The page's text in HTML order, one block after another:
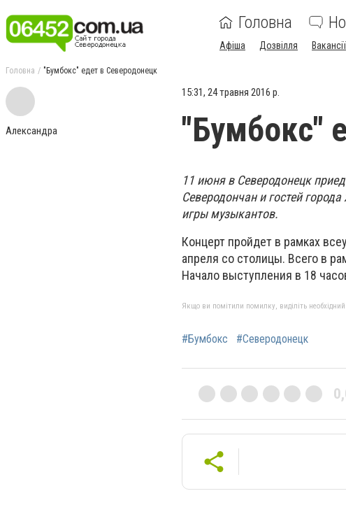
Головна
Афіша Дозвілля Вакансії
Головна "Бумбокс" едет в Северодонецк
Александра
15:31, 24 травня 2016 р.
"Бумбокс"
11 июня в Северодонецк
Северодончан и гостей
игры музыкантов.
Концерт пройдет в рамках
апреля со столицы. Всего в
Начало выступления в 18
Якщо ви помітили помилку, виділіть
#Бумбокс #Северодонецк